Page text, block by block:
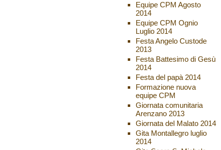
Equipe CPM Agosto
2014
Equipe CPM Ognio
Luglio 2014
Festa Angelo Custode
2013
Festa Battesimo di Gesù
2014
Festa del papà 2014
Formazione nuova
equipe CPM
Giornata comunitaria
Arenzano 2013
Giornata del Malato 2014
Gita Montallegro luglio
2014